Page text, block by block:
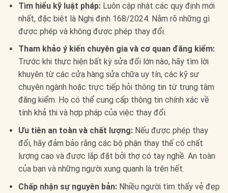
Tìm hiểu kỹ luật pháp:Luôn cập nhật các quy định mới
nhất, đặc biệt là Nghị định 168/2024. Nắm rõ những gì
được phép và không được phép thay đổi.
Tham khảo ý kiến chuyên gia và cơ quan đăng kiểm:
Trước khi thực hiện bất kỳ sửa đổi lớn nào, hãy tìm lời
khuyên từ các cửa hàng sửa chữa uy tín, các kỹ sư
chuyên ngành hoặc trực tiếp hỏi thông tin từ trung tâm
đăng kiểm. Họ có thể cung cấp thông tin chính xác về
tính khả thi và hợp pháp của việc thay đổi.
Ưu tiên an toàn và chất lượng:Nếu được phép thay
đổi, hãy đảm bảo rằng các bộ phận thay thế có chất
lượng cao và được lắp đặt bởi thợ có tay nghề. An toàn
của bạn và những người xung quanh là trên hết.
Chấp nhận sự nguyên bản:Nhiều người tìm thấy vẻ đẹp